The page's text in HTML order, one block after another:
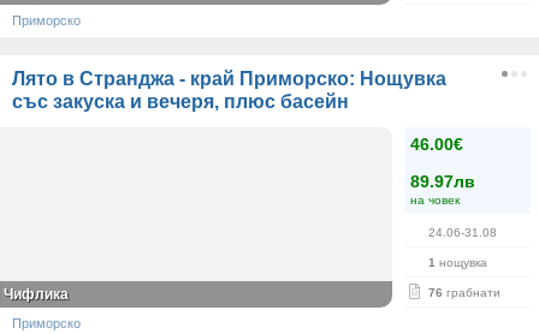
Приморско
Лято в Странджа - край Приморско: Нощувка
със закуска и вечеря, плюс басейн
46.00€
89.97лв
на човек
24.06-31.08
1 нощувка
76 грабнати
Чифлика
Приморско